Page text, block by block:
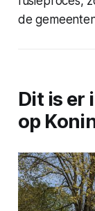
de
Dit is er
op